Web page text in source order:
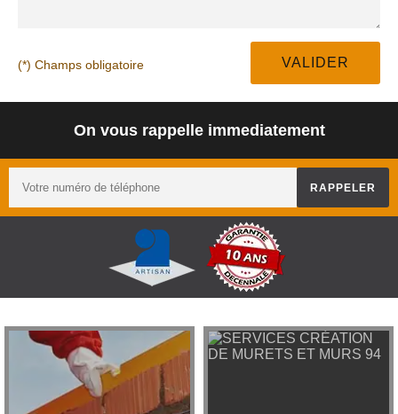
(*) Champs obligatoire
On vous rappelle immediatement